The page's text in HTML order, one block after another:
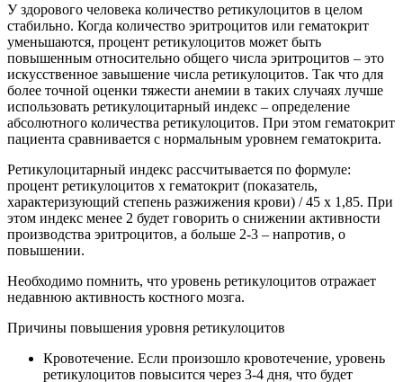
У здорового человека количество ретикулоцитов в целом
стабильно. Когда количество эритроцитов или гематокрит
уменьшаются, процент ретикулоцитов может быть
повышенным относительно общего числа эритроцитов – это
искусственное завышение числа ретикулоцитов. Так что для
более точной оценки тяжести анемии в таких случаях лучше
использовать ретикулоцитарный индекс – определение
абсолютного количества ретикулоцитов. При этом гематокрит
пациента сравнивается с нормальным уровнем гематокрита.
Ретикулоцитарный индекс рассчитывается по формуле:
процент ретикулоцитов х гематокрит (показатель,
характеризующий степень разжижения крови) / 45 х 1,85. При
этом индекс менее 2 будет говорить о снижении активности
производства эритроцитов, а больше 2-3 – напротив, о
повышении.
Необходимо помнить, что уровень ретикулоцитов отражает
недавнюю активность костного мозга.
Причины повышения уровня ретикулоцитов
Кровотечение. Если произошло кровотечение, уровень
ретикулоцитов повысится через 3-4 дня, что будет